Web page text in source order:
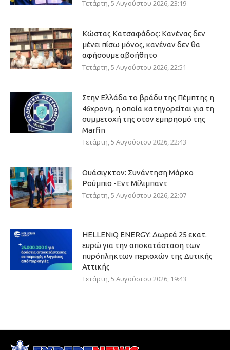
Τετάρτη, 5 Αυγούστου 2026, 23:19
Κώστας Κατσαφάδος: Κανένας δεν
μένει πίσω μόνος, κανέναν δεν θα
αφήσουμε αβοήθητο
Τετάρτη, 5 Αυγούστου 2026, 22:51
Στην Ελλάδα το βράδυ της Πέμπτης η
46χρονη, η οποία κατηγορείται για τη
συμμετοχή της στον εμπρησμό της
Marfin
Τετάρτη, 5 Αυγούστου 2026, 22:43
Ουάσιγκτον: Συνάντηση Μάρκο
Ρούμπιο -Εντ Μίλιμπαντ
Τετάρτη, 5 Αυγούστου 2026, 22:07
HELLENiQ ENERGY: Δωρεά 25 εκατ.
ευρώ για την αποκατάσταση των
πυρόπληκτων περιοχών της Δυτικής
Αττικής
Τετάρτη, 5 Αυγούστου 2026, 19:43